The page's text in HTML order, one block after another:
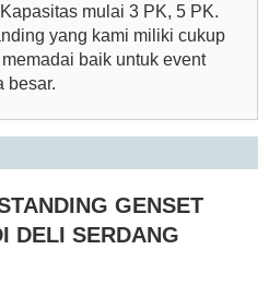
mulai 3 PK, 5 PK.
yang kami miliki cukup
baik untuk event
besar.
GENSET
DELI SERDANG